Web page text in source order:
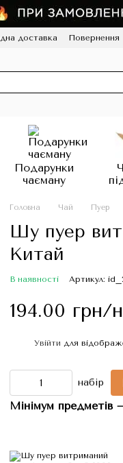
доставка Повернення
Подарунки
чаєману
Головна Чай Пуер
Шу пуер
Китай
В наявності Артикул:
194.00 грн/
Увійти для
набір
Мінімум